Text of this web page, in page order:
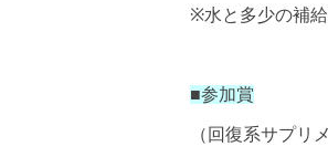
※水と多少の補
■参加賞
（回復系サプリ